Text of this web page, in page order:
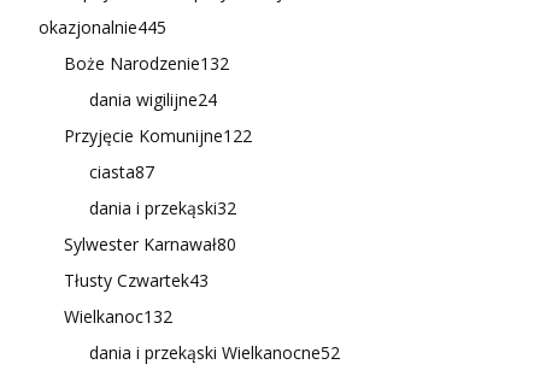
okazjonalnie445
Boże Narodzenie132
dania wigilijne24
Przyjęcie Komunijne122
ciasta87
dania i przekąski32
Sylwester Karnawał80
Tłusty Czwartek43
Wielkanoc132
dania i przekąski Wielkanocne52